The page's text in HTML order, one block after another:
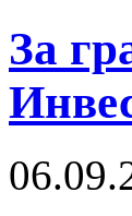
За